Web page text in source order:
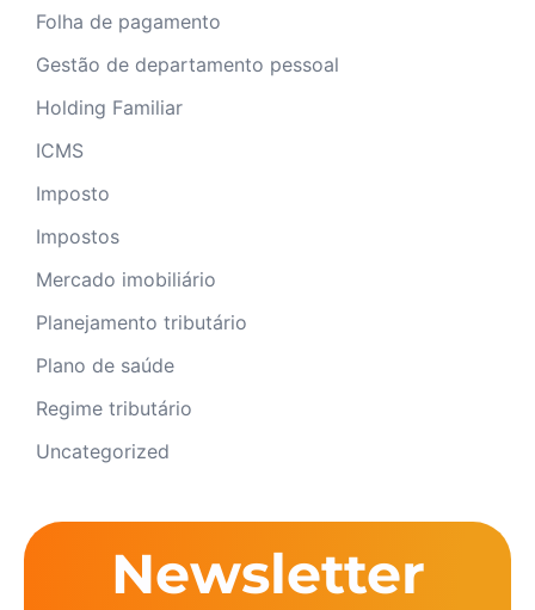
Folha de pagamento
Gestão de departamento pessoal
Holding Familiar
ICMS
Imposto
Impostos
Mercado imobiliário
Planejamento tributário
Plano de saúde
Regime tributário
Uncategorized
Newsletter